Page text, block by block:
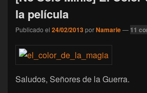
la película
Publicado el 24/02/2013porNamarie— 11
Saludos, Señores de la Guerra.